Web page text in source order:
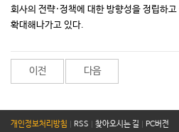
회사의 전략·정책에 대한 방향성을 정립하
확대해나가고 있다.
이전 다음
개인정보처리방침 RSS 찾아오시는 길 PC버전